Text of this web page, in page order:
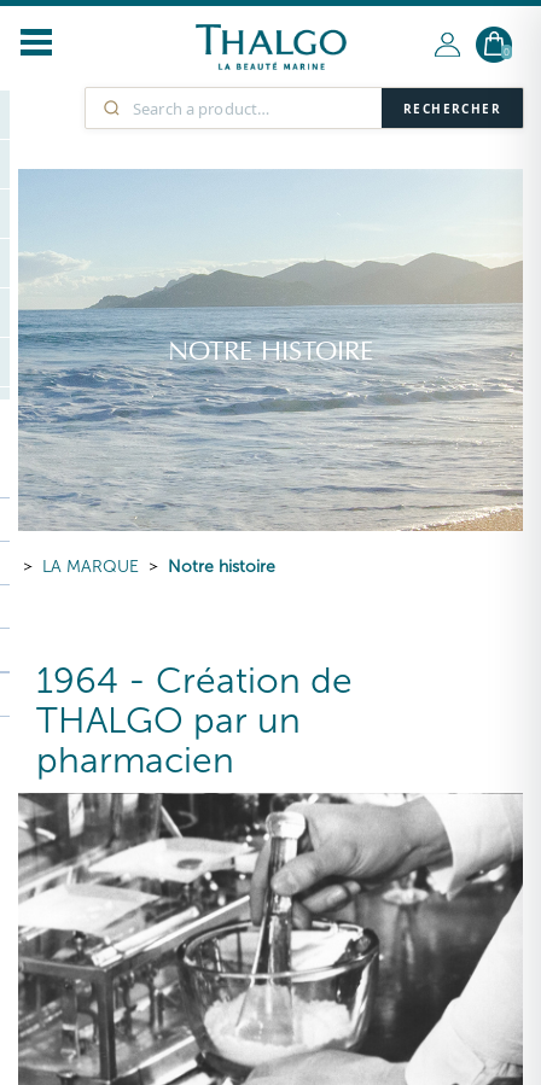
RECHERCHER
0
NOTRE HISTOIRE
LA MARQUE Notre histoire
1964 - Création de
THALGO par un
pharmacien